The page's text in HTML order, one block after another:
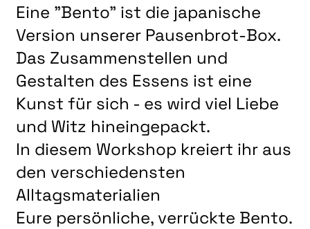
DER VEREIN
KUNSTHAUS R3
SPECKDRUMM HALLE
BEWERBUNG
UNSERE MITGLIEDER
UNSERE KÜNSTLER*INNEN
VERANSTALTUNGEN UNSERER MITGLIEDER
BEFREUNDETE KUNSTVEREINE
Eine "Bento" ist die japanische
Version unserer Pausenbrot-Box.
Das Zusammenstellen und
Gestalten des Essens ist eine
Kunst für sich - es wird viel Liebe
und Witz hineingepackt.
In diesem Workshop kreiert ihr aus
den verschiedensten
Alltagsmaterialien
Eure persönliche, verrückte Bento.